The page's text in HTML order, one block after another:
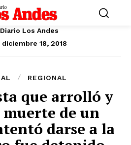
Diario Los Andes
diciembre 18, 2018
REGIONAL
que arrolló y
muerte de un
darse a la